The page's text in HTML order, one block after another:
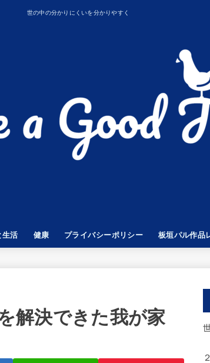
世の中の分かりにくいを分かりやすく
生活 健康 プライバシーポリシー 板垣パル作品
解決できた我が家